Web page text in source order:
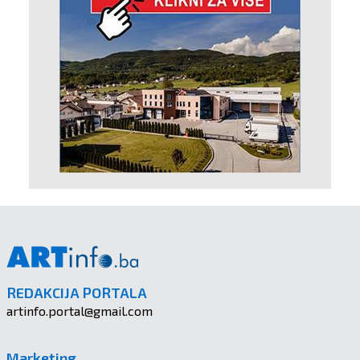
REDAKCIJA PORTALA
artinfo.portal@gmail.com